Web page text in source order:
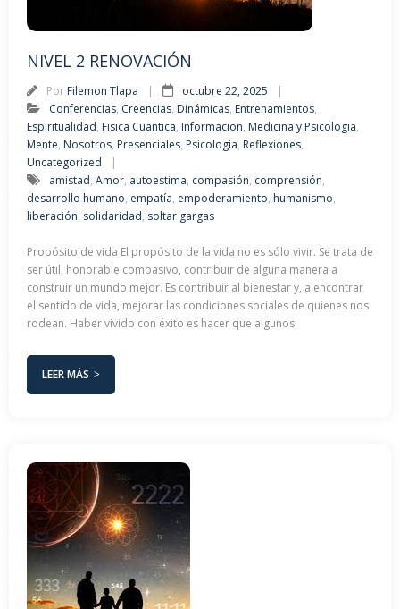
NIVEL 2 RENOVACIÓN
Por Filemon Tlapa
octubre 22, 2025
Conferencias, Creencias, Dinámicas, Entrenamientos,
Espiritualidad, Fisica Cuantica, Informacion, Medicina y Psicologia,
Mente, Nosotros, Presenciales, Psicologia, Reflexiones,
Uncategorized
amistad, Amor, autoestima, compasión, comprensión,
desarrollo humano, empatía, empoderamiento, humanismo,
liberación, solidaridad, soltar gargas
Propósito de vida El propósito de la vida no es sólo vivir. Se trata de
ser útil, honorable compasivo, contribuir de alguna manera a
construir un mundo mejor. Es contribuir al bienestar y, a encontrar
el sentido de vida, mejorar las condiciones sociales de quienes nos
rodean. Haber vivido con éxito es hacer que algunos
LEER MÁS